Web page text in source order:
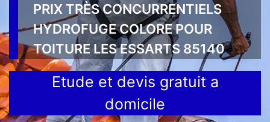
PRIX TRÈS CONCURRENTIELS
HYDROFUGE COLORE POUR
TOITURE LES ESSARTS 85140
Etude et devis gratuit a
domicile